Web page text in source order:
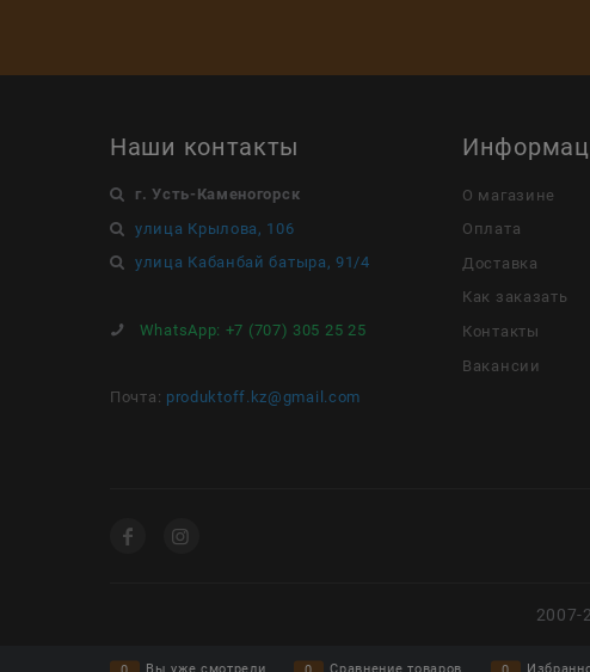
Наши контакты
г. Усть-Каменогорск
улица Крылова, 106
улица Кабанбай батыра, 91/4
WhatsApp: +7 (707) 305 25 25
Почта: produktoff.kz@gmail.com
О магазине
Оплата
Доставка
Как заказать
Контакты
Вакансии
2007-